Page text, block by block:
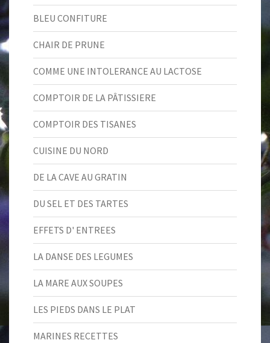
BLEU CONFITURE
CHAIR DE PRUNE
COMME UNE INTOLERANCE AU LACTOSE
COMPTOIR DE LA PÂTISSIERE
COMPTOIR DES TISANES
CUISINE DU NORD
DE LA CAVE AU GRATIN
DU SEL ET DES TARTES
EFFETS D' ENTREES
LA DANSE DES LEGUMES
LA MARE AUX SOUPES
LES PIEDS DANS LE PLAT
MARINES RECETTES